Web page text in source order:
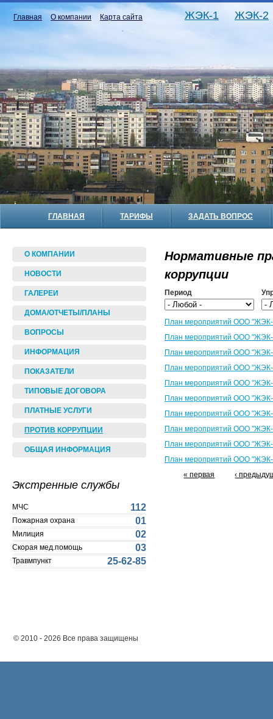
Главная О компании Карта сайта ЖЭК-1 ЖЭК-2
ГЛАВНАЯ ТАРИФЫ ЗАДАТЬ ВОПРОС
О КОМПАНИИ
НОВОСТИ
ГАЛЕРЕИ
ДОМА/ОТЧЕТЫ/ПЛАНЫ
ВОПРОСЫ
ИНФОРМАЦИЯ
ПОКАЗАТЕЛИ
ТИПОВЫЕ ДОГОВОРА
ПЛАТНЫЕ УСЛУГИ
ПРОТИВ КОРРУПЦИИ
ОБЩАЯ ИНФОРМАЦИЯ
Экстренные службы
МЧС 112
Пожарная охрана 01
Милиция 02
Скорая мед.помощь 03
Травмпункт 25-62-85
Нормативные
коррупции
Период
План мероприятий ООО "ЖЭК-
План мероприятий ООО "ЖЭК-
План мероприятий ООО "ЖЭК-
План мероприятий ООО "ЖЭК-
План мероприятий ООО "ЖЭК-
План мероприятий ООО "ЖЭК-
План мероприятий ООО "ЖЭК-
План мероприятий ООО "ЖЭК-
План мероприятий ООО "ЖЭК-
План мероприятий ООО "ЖЭК-
« первая
‹
© 2010 - 2026 Все права защищены